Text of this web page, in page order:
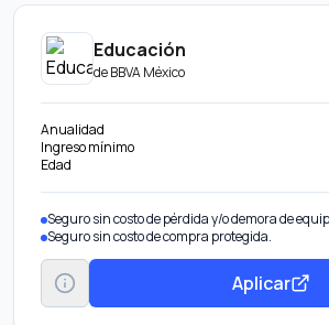
Educación
deBBVA México
Anualidad
Ingreso mínimo
Edad
Seguro sin costo de pérdida y/o demora de
Seguro sin costo de compra protegida.
Aplicar